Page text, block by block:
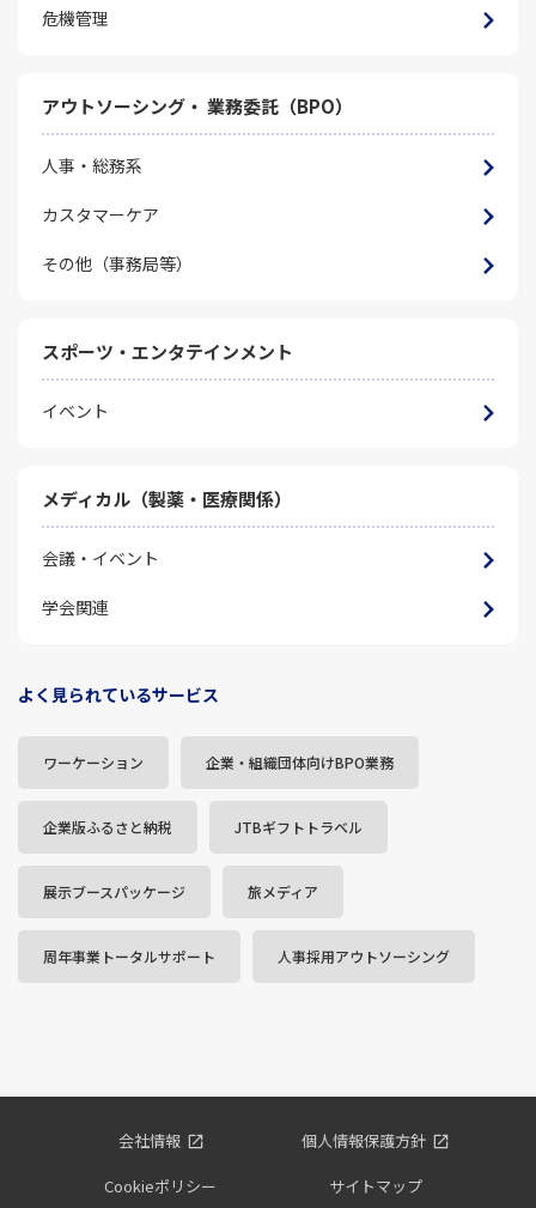
危機管理
アウトソーシング・ 業務委託（BPO）
人事・総務系
カスタマーケア
その他（事務局等）
スポーツ・エンタテインメント
イベント
メディカル（製薬・医療関係）
会議・イベント
学会関連
よく見られているサービス
ワーケーション 企業・組織団体向けBPO業務
企業版ふるさと納税 JTBギフトトラベル
展示ブースパッケージ 旅メディア
周年事業トータルサポート 人事採用アウトソーシング
会社情報
個人情報保護方針
Cookieポリシー
サイトマップ